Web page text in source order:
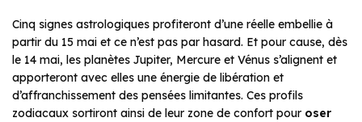
Cinq signes astrologiques profiteront d’une réelle embellie à
partir du 15 mai et ce n’est pas par hasard. Et pour cause, dès
le 14 mai, les planètes Jupiter, Mercure et Vénus s’alignent et
apporteront avec elles une énergie de libération et
d’affranchissement des pensées limitantes. Ces profils
zodiacaux sortiront ainsi de leur zone de confort pour oser